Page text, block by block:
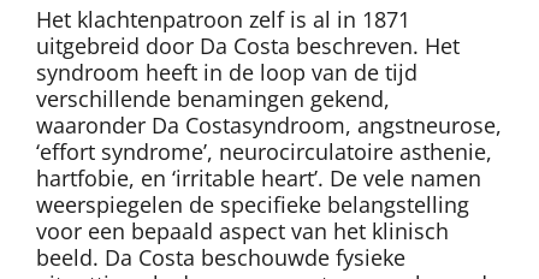
Het klachtenpatroon zelf is al in 1871
uitgebreid door Da Costa beschreven. Het
syndroom heeft in de loop van de tijd
verschillende benamingen gekend,
waaronder Da Costasyndroom, angstneurose,
‘effort syndrome’, neurocirculatoire asthenie,
hartfobie, en ‘irritable heart’. De vele namen
weerspiegelen de specifieke belangstelling
voor een bepaald aspect van het klinisch
beeld. Da Costa beschouwde fysieke